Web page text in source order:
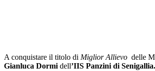
A conquistare il titolo di Miglior Allievo delle
Gianluca Dormi dell’IIS Panzini di Senigallia.